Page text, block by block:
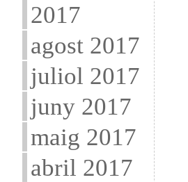
2017
agost 2017
juliol 2017
juny 2017
maig 2017
abril 2017